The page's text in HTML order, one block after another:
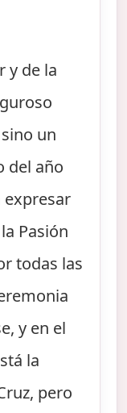
y de la
un
del año
expresar
Pasión
todas las
y en el
la
pero